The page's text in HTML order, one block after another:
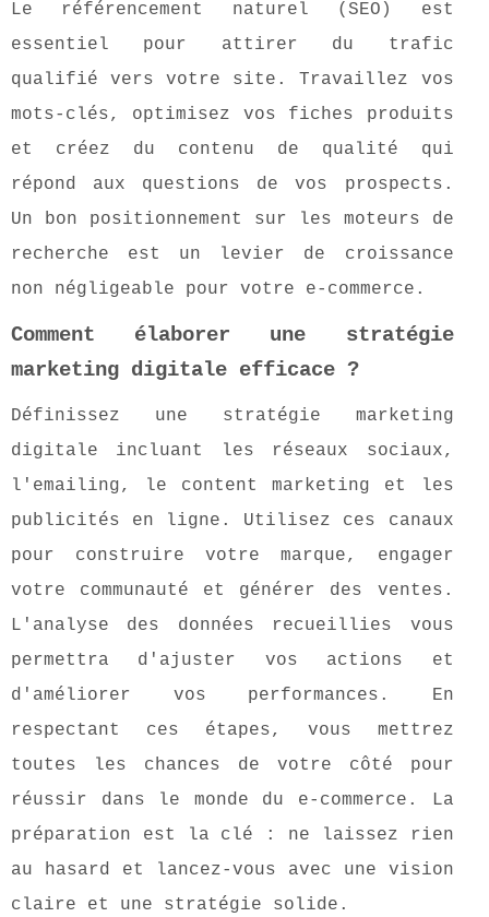
Le référencement naturel (SEO) est
essentiel pour attirer du trafic
qualifié vers votre site. Travaillez vos
mots-clés, optimisez vos fiches produits
et créez du contenu de qualité qui
répond aux questions de vos prospects.
Un bon positionnement sur les moteurs de
recherche est un levier de croissance
non négligeable pour votre e-commerce.
Comment élaborer une stratégie
marketing digitale efficace ?
Définissez une stratégie marketing
digitale incluant les réseaux sociaux,
l'emailing, le content marketing et les
publicités en ligne. Utilisez ces canaux
pour construire votre marque, engager
votre communauté et générer des ventes.
L'analyse des données recueillies vous
permettra d'ajuster vos actions et
d'améliorer vos performances. En
respectant ces étapes, vous mettrez
toutes les chances de votre côté pour
réussir dans le monde du e-commerce. La
préparation est la clé : ne laissez rien
au hasard et lancez-vous avec une vision
claire et une stratégie solide.